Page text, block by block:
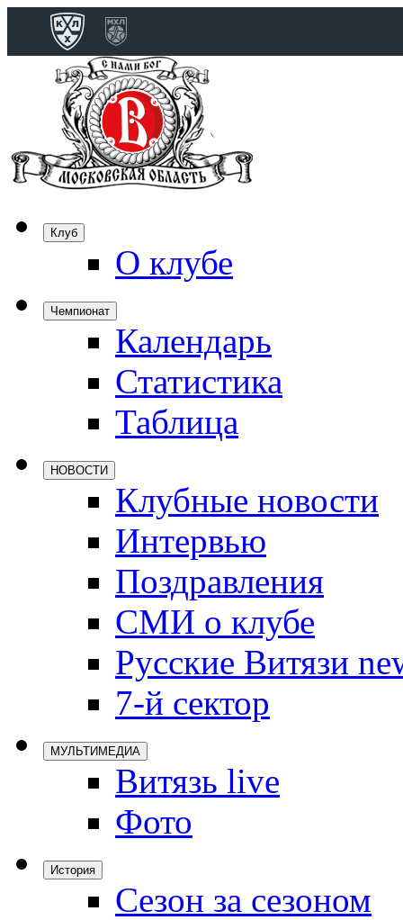
Клуб
О клубе
Чемпионат
Календарь
Статистика
Таблица
НОВОСТИ
Клубные новости
Интервью
Поздравления
СМИ о клубе
Русские Витязи
7-й сектор
МУЛЬТИМЕДИА
Витязь live
Фото
История
Сезон за сезоном